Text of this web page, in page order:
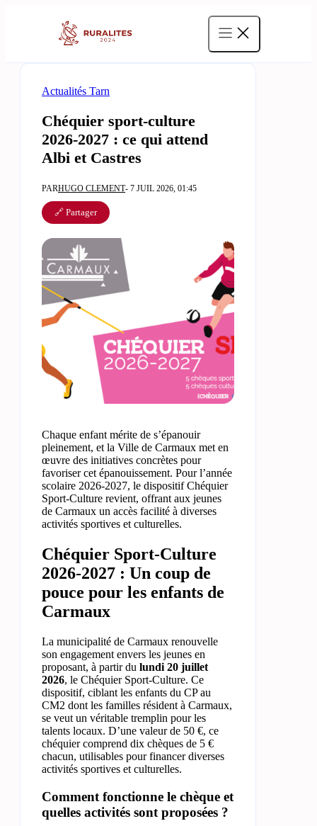
Actualités Tarn
Chéquier sport-culture
2026-2027 : ce qui attend
Albi et Castres
PARHUGO CLEMENT- 7 JUIL 2026, 01:45
🔗 Partager
Chaque enfant mérite de s’épanouir
pleinement, et la Ville de Carmaux met en
œuvre des initiatives concrètes pour
favoriser cet épanouissement. Pour l’année
scolaire 2026-2027, le dispositif Chéquier
Sport-Culture revient, offrant aux jeunes
de Carmaux un accès facilité à diverses
activités sportives et culturelles.
Chéquier Sport-Culture
2026-2027 : Un coup de
pouce pour les enfants de
Carmaux
La municipalité de Carmaux renouvelle
son engagement envers les jeunes en
proposant, à partir du lundi 20 juillet
2026, le Chéquier Sport-Culture. Ce
dispositif, ciblant les enfants du CP au
CM2 dont les familles résident à Carmaux,
se veut un véritable tremplin pour les
talents locaux. D’une valeur de 50 €, ce
chéquier comprend dix chèques de 5 €
chacun, utilisables pour financer diverses
activités sportives et culturelles.
Comment fonctionne le chèque et
quelles activités sont proposées ?